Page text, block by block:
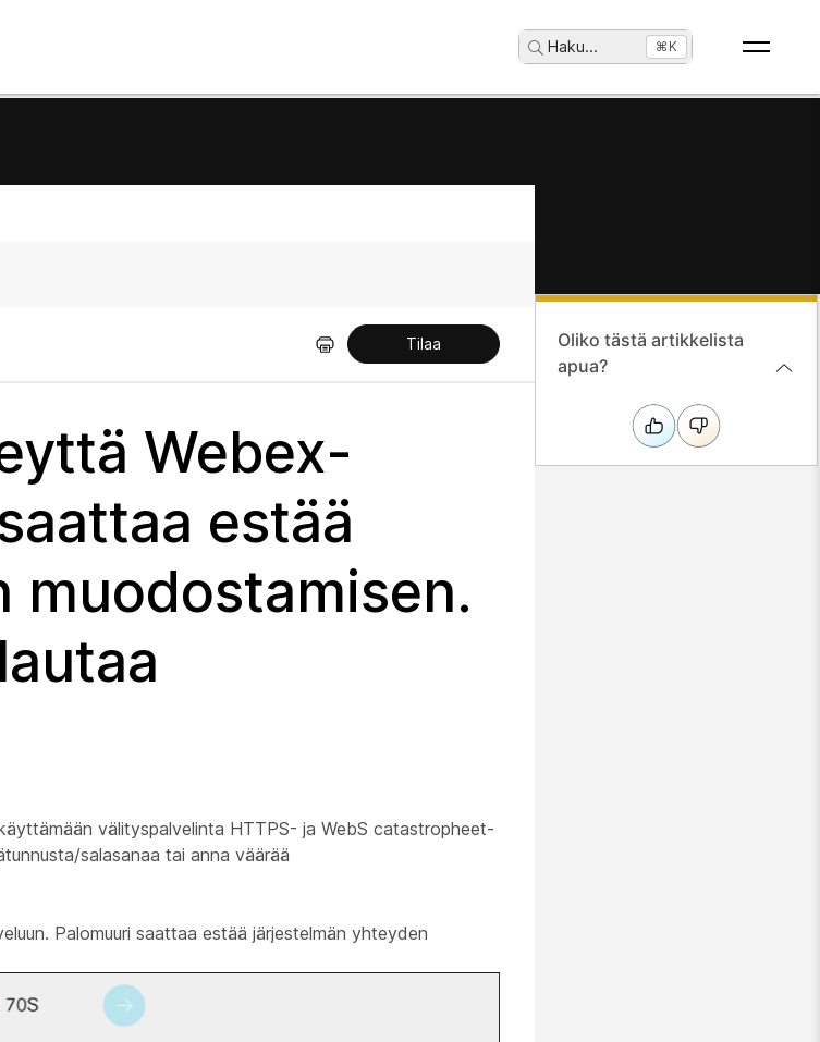
Haku... ⌘K
Tilaa
Webex-
estää
muodostamisen.
välityspalvelinta HTTPS- ja WebS catastropheet-
salasanaa tai anna väärää
Palomuuri saattaa estää järjestelmän yhteyden
Oliko tästä artikkelista
apua?